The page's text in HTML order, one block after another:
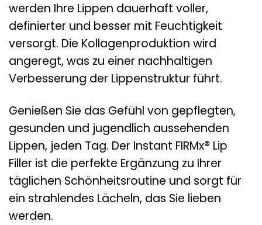
werden Ihre Lippen dauerhaft voller,
definierter und besser mit Feuchtigkeit
versorgt. Die Kollagenproduktion wird
angeregt, was zu einer nachhaltigen
Verbesserung der Lippenstruktur führt.
Genießen Sie das Gefühl von gepflegten,
gesunden und jugendlich aussehenden
Lippen, jeden Tag. Der Instant FIRMx® Lip
Filler ist die perfekte Ergänzung zu Ihrer
täglichen Schönheitsroutine und sorgt für
ein strahlendes Lächeln, das Sie lieben
werden.